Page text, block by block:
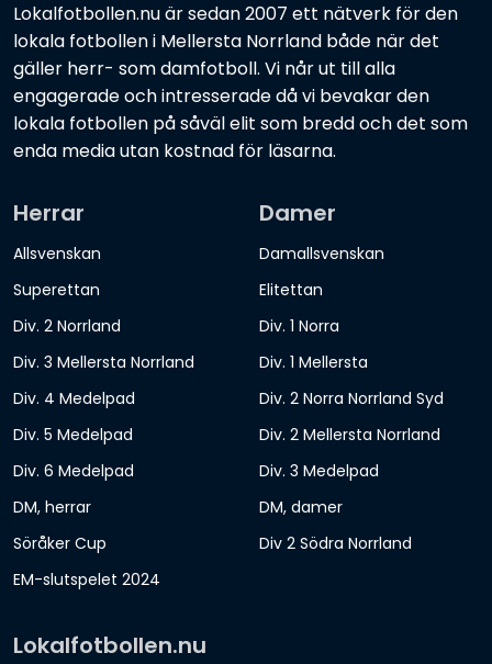
Lokalfotbollen.nu är sedan 2007 ett nätverk för den
lokala fotbollen i Mellersta Norrland både när det
gäller herr- som damfotboll. Vi når ut till alla
engagerade och intresserade då vi bevakar den
lokala fotbollen på såväl elit som bredd och det som
enda media utan kostnad för läsarna.
Herrar
Allsvenskan
Superettan
Div. 2 Norrland
Div. 3 Mellersta Norrland
Div. 4 Medelpad
Div. 5 Medelpad
Div. 6 Medelpad
DM, herrar
Söråker Cup
EM-slutspelet 2024
Damer
Damallsvenskan
Elitettan
Div. 1 Norra
Div. 1 Mellersta
Div. 2 Norra Norrland Syd
Div. 2 Mellersta Norrland
Div. 3 Medelpad
DM, damer
Div 2 Södra Norrland
Lokalfotbollen.nu